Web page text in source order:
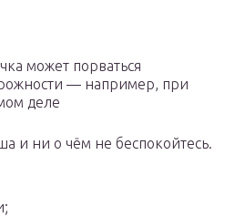
может порваться
— например, при
деле
и ни о чём не беспокойтесь.